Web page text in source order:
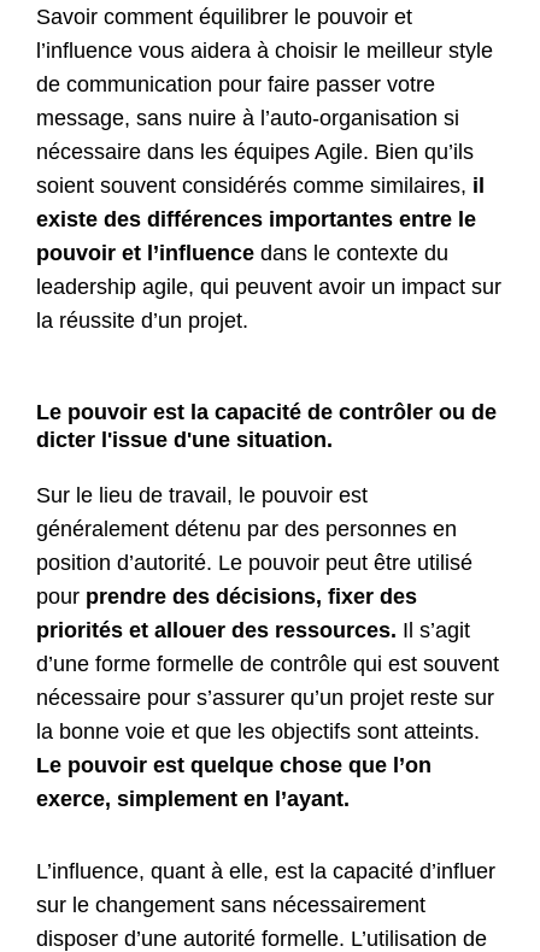
Savoir comment équilibrer le pouvoir et
l’influence vous aidera à choisir le meilleur style
de communication pour faire passer votre
message, sans nuire à l’auto-organisation si
nécessaire dans les équipes Agile. Bien qu’ils
soient souvent considérés comme similaires, il
existe des différences importantes entre le
pouvoir et l’influence dans le contexte du
leadership agile, qui peuvent avoir un impact sur
la réussite d’un projet.
Le pouvoir est la capacité de contrôler ou de
dicter l'issue d'une situation.
Sur le lieu de travail, le pouvoir est
généralement détenu par des personnes en
position d’autorité. Le pouvoir peut être utilisé
pour prendre des décisions, fixer des
priorités et allouer des ressources. Il s’agit
d’une forme formelle de contrôle qui est souvent
nécessaire pour s’assurer qu’un projet reste sur
la bonne voie et que les objectifs sont atteints.
Le pouvoir est quelque chose que l’on
exerce, simplement en l’ayant.
L’influence, quant à elle, est la capacité d’influer
sur le changement sans nécessairement
disposer d’une autorité formelle. L’utilisation de